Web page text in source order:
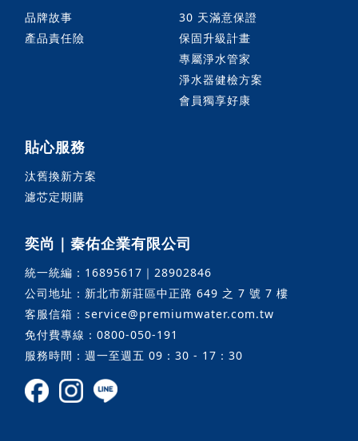
品牌故事
產品責任險
30 天滿意保證
保固升級計畫
專屬淨水管家
淨水器健檢方案
會員獨享好康
貼心服務
汰舊換新方案
濾芯定期購
奕尚｜秦佑企業有限公司
統一統編：16895617｜28902846
公司地址：新北市新莊區中正路 649 之 7 號 7 樓
客服信箱：service@premiumwater.com.tw
免付費專線：0800-050-191
服務時間：週一至週五 09：30 - 17：30